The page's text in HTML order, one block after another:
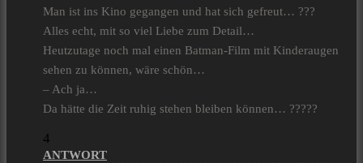
Man ist ins Kino gegangen und hat sich gefreut… ???
Alles echt, mit so viel Liebe zum Detail…
Heutzutage noch mal einen Batman-Film mit Kinderaugen
sehen zu können, wäre schön…
– Ach ja…
Da hätte die Zeit ruhig stehen bleiben können… ?????
4
ANTWORT